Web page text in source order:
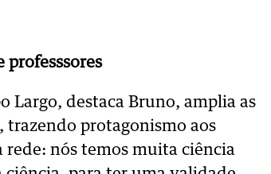
professsores
Largo, destaca Bruno, amplia as
protagonismo aos
rede: nós temos muita ciência